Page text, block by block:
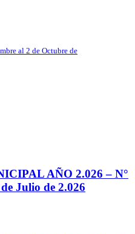
al 2 de Octubre de
AÑO 2.026 – N°
Julio de 2.026